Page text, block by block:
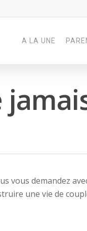
A LA UNE
vous demandez
une vie de